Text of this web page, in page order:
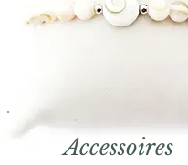
Accessoires